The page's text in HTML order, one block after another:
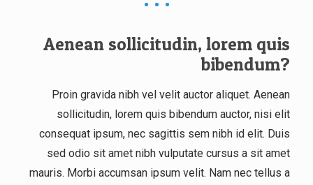
Aenean sollicitudin, lorem quis
bibendum?
Proin gravida nibh vel velit auctor aliquet. Aenean
sollicitudin, lorem quis bibendum auctor, nisi elit
consequat ipsum, nec sagittis sem nibh id elit. Duis
sed odio sit amet nibh vulputate cursus a sit amet
mauris. Morbi accumsan ipsum velit. Nam nec tellus a